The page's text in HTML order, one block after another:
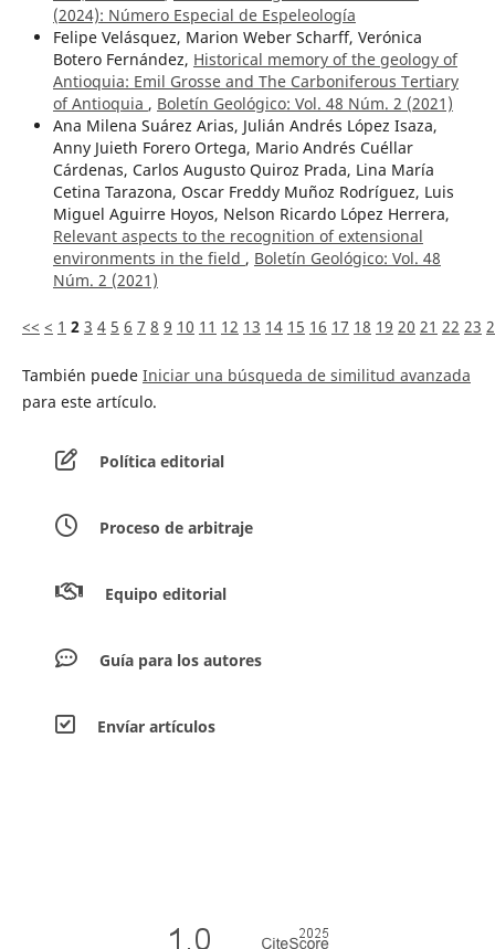
(2024): Número Especial de Espeleología
Felipe Velásquez, Marion Weber Scharff, Verónica
Botero Fernández, Historical memory of the geology of
Antioquia: Emil Grosse and The Carboniferous Tertiary
of Antioquia , Boletín Geológico: Vol. 48 Núm. 2 (2021)
Ana Milena Suárez Arias, Julián Andrés López Isaza,
Anny Juieth Forero Ortega, Mario Andrés Cuéllar
Cárdenas, Carlos Augusto Quiroz Prada, Lina María
Cetina Tarazona, Oscar Freddy Muñoz Rodríguez, Luis
Miguel Aguirre Hoyos, Nelson Ricardo López Herrera,
Relevant aspects to the recognition of extensional
environments in the field , Boletín Geológico: Vol. 48
Núm. 2 (2021)
<< < 1 2 3 4 5 6 7 8 9 10 11 12 13 14 15 16 17 18 19 20 21 22 23
También puede Iniciar una búsqueda de similitud avanzada
para este artículo.
Política editorial
Proceso de arbitraje
Equipo editorial
Guía para los autores
Envíar artículos